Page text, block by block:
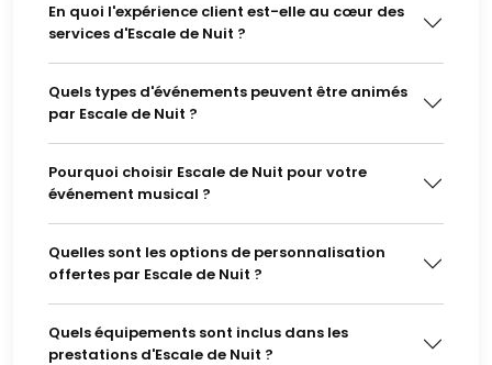
En quoi l'expérience client est-elle au cœur des
services d'Escale de Nuit ?
Quels types d'événements peuvent être animés
par Escale de Nuit ?
Pourquoi choisir Escale de Nuit pour votre
événement musical ?
Quelles sont les options de personnalisation
offertes par Escale de Nuit ?
Quels équipements sont inclus dans les
prestations d'Escale de Nuit ?